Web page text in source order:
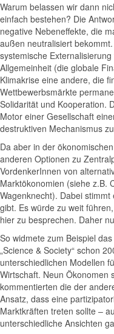
Warum belassen wir dann
einfach bestehen? Die
negative Nebeneffekte, die
außen neutralisiert
systemische
Allgemeinheit (die globale
Klimakrise eine andere, die
Wettbewerbsmärkte
Solidarität und Kooperation.
Motor einer Gesellschaft
destruktiven Mechanismus
Da aber in der
anderen Optionen zu
VordenkerInnen von
Marktökonomien (siehe z.B.
Wagenknecht). Dabei
gibt. Es würde zu weit
hier zu besprechen. Daher
So widmete zum Beispiel
„Science & Society“ schon
unterschiedlichen Modellen
Wirtschaft. Neun Ökonomen
kommentierten die der
Ansatz, dass eine
Marktkräften treten sollte –
unterschiedliche Ansichten